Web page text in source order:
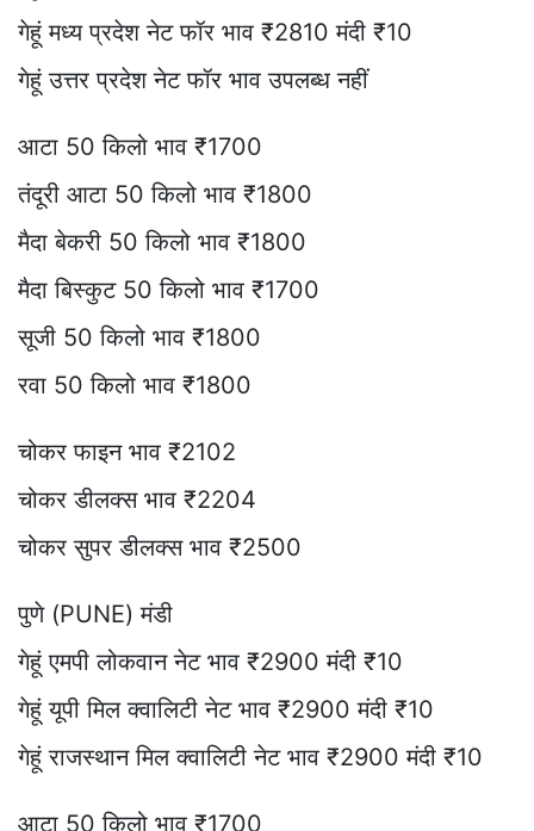
गेहूं मध्य प्रदेश नेट फॉर भाव ₹2810 मंदी ₹10
गेहूं उत्तर प्रदेश नेट फॉर भाव उपलब्ध नहीं
आटा 50 किलो भाव ₹1700
तंदूरी आटा 50 किलो भाव ₹1800
मैदा बेकरी 50 किलो भाव ₹1800
मैदा बिस्कुट 50 किलो भाव ₹1700
सूजी 50 किलो भाव ₹1800
रवा 50 किलो भाव ₹1800
चोकर फाइन भाव ₹2102
चोकर डीलक्स भाव ₹2204
चोकर सुपर डीलक्स भाव ₹2500
पुणे (PUNE) मंडी
गेहूं एमपी लोकवान नेट भाव ₹2900 मंदी ₹10
गेहूं यूपी मिल क्वालिटी नेट भाव ₹2900 मंदी ₹10
गेहूं राजस्थान मिल क्वालिटी नेट भाव ₹2900 मंदी ₹10
आटा 50 किलो भाव ₹1700